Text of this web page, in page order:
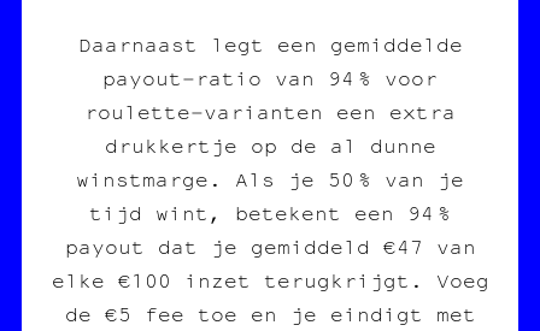
Daarnaast legt een gemiddelde
payout‑ratio van 94 % voor
roulette‑varianten een extra
drukkertje op de al dunne
winstmarge. Als je 50 % van je
tijd wint, betekent een 94 %
payout dat je gemiddeld €47 van
elke €100 inzet terugkrijgt. Voeg
de €5 fee toe en je eindigt met